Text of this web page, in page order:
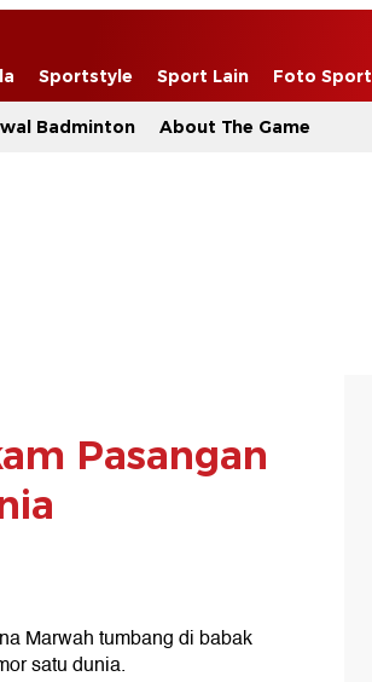
Sportstyle Sport Lain Foto Sport
Badminton About The Game
Pasangan
Marwah tumbang di babak
satu dunia.